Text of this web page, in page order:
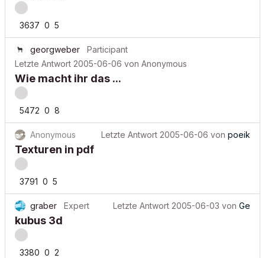
3637 0 5
georgweber
Participant
Letzte Antwort 2005-06-06 von Anonymous
Wie macht ihr das ...
5472 0 8
Anonymous Letzte Antwort 2005-06-06 von poeik
Texturen in pdf
3791 0 5
graber Expert Letzte Antwort 2005-06-03 von Ge
kubus 3d
3380 0 2